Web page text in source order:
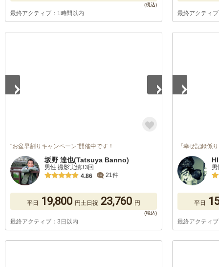
最終アクティブ：1時間以内 最終アクティ
"お盆早割りキャンペーン”開催中です！
坂野 達也(Tatsuya Banno)
男性 撮影実績33回
4.86
21件
平日 19,800 円土日祝 23,760 円
最終アクティブ：3日以内
『幸せ記録係
平日
最終アクティ